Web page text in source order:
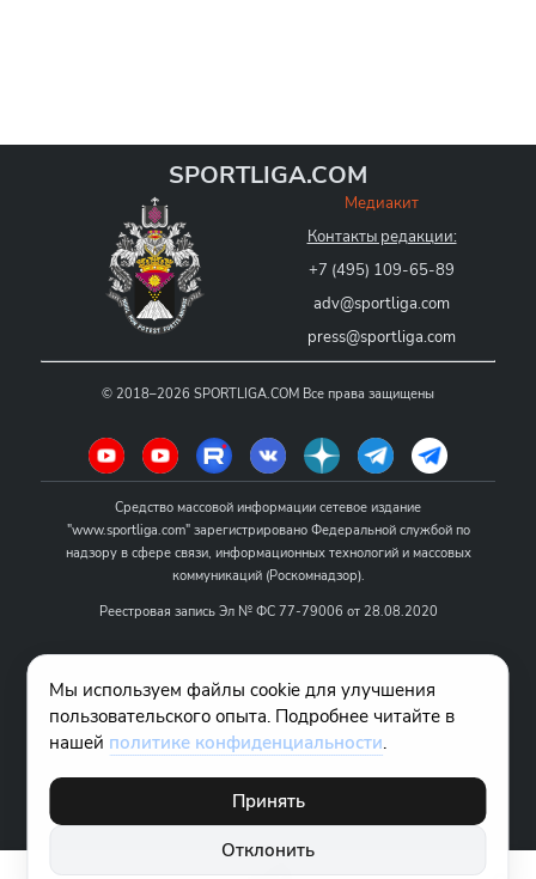
SPORTLIGA.COM
Медиакит
Контакты редакции:
+7 (495) 109-65-89
adv@sportliga.com
press@sportliga.com
© 2018–2026 SPORTLIGA.COM Все права защищены
Средство массовой информации сетевое издание
"www.sportliga.com" зарегистрировано Федеральной службой по
надзору в сфере связи, информационных технологий и массовых
коммуникаций (Роскомнадзор).
Реестровая запись Эл № ФС 77-79006 от 28.08.2020
Название - www.sportliga.com
Учредитель СМИ сетевого издания "www.sportliga.com": ИП Чамин
О.Н.
Главный редактор СМИ сетевого издания "www.sportliga.com":
Хаимов Д.И.
18+
Мы используем файлы cookie для улучшения
пользовательского опыта. Подробнее читайте в
нашей политике конфиденциальности.
Принять
Отклонить